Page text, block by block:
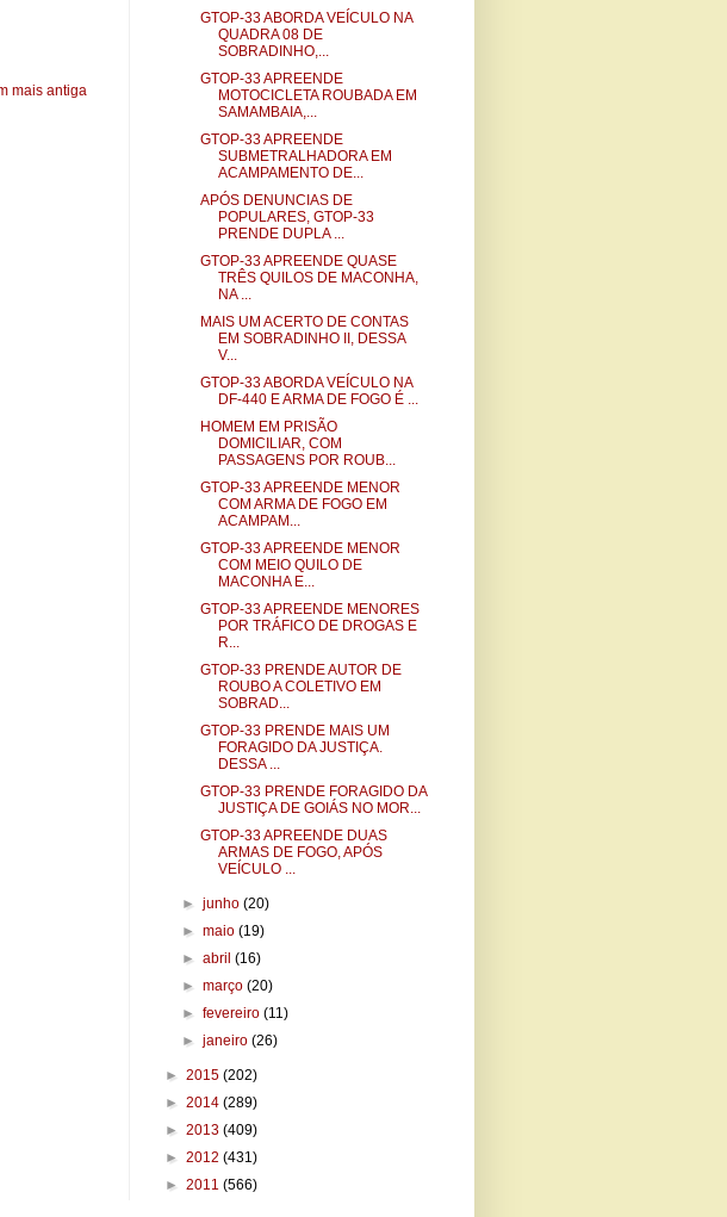
mais antiga
GTOP-33 ABORDA VEÍCULO NA
QUADRA 08 DE
SOBRADINHO,...
GTOP-33 APREENDE
MOTOCICLETA ROUBADA EM
SAMAMBAIA,...
GTOP-33 APREENDE
SUBMETRALHADORA EM
ACAMPAMENTO DE...
APÓS DENUNCIAS DE
POPULARES, GTOP-33
PRENDE DUPLA ...
GTOP-33 APREENDE QUASE
TRÊS QUILOS DE MACONHA,
NA ...
MAIS UM ACERTO DE CONTAS
EM SOBRADINHO II, DESSA
V...
GTOP-33 ABORDA VEÍCULO NA
DF-440 E ARMA DE FOGO É ...
HOMEM EM PRISÃO
DOMICILIAR, COM
PASSAGENS POR ROUB...
GTOP-33 APREENDE MENOR
COM ARMA DE FOGO EM
ACAMPAM...
GTOP-33 APREENDE MENOR
COM MEIO QUILO DE
MACONHA E...
GTOP-33 APREENDE MENORES
POR TRÁFICO DE DROGAS E
R...
GTOP-33 PRENDE AUTOR DE
ROUBO A COLETIVO EM
SOBRAD...
GTOP-33 PRENDE MAIS UM
FORAGIDO DA JUSTIÇA.
DESSA ...
GTOP-33 PRENDE FORAGIDO DA
JUSTIÇA DE GOIÁS NO MOR...
GTOP-33 APREENDE DUAS
ARMAS DE FOGO, APÓS
VEÍCULO ...
►junho(20)
►maio(19)
►abril(16)
►março(20)
►fevereiro(11)
►janeiro(26)
► 2015 (202)
► 2014 (289)
► 2013 (409)
► 2012 (431)
► 2011 (566)